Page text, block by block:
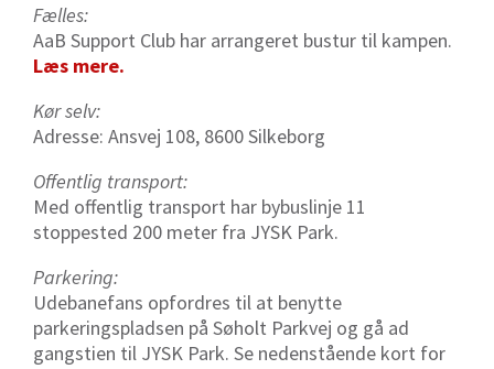
Fælles:
AaB Support Club har arrangeret bustur til kampen.
Læs mere.
Kør selv:
Adresse: Ansvej 108, 8600 Silkeborg
Offentlig transport:
Med offentlig transport har bybuslinje 11
stoppested 200 meter fra JYSK Park.
Parkering:
Udebanefans opfordres til at benytte
parkeringspladsen på Søholt Parkvej og gå ad
gangstien til JYSK Park. Se nedenstående kort for